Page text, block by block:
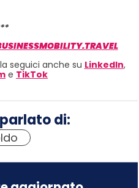
seguici anche su LinkedIn,
e TikTok
di: